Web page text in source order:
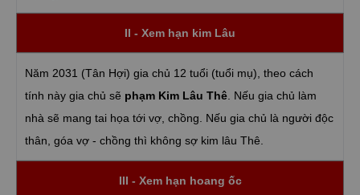
II - Xem hạn kim Lâu
Năm 2031 (Tân Hợi) gia chủ 12 tuổi (tuổi mụ), theo cách
tính này gia chủ sẽ phạm Kim Lâu Thê . Nếu gia chủ làm
nhà sẽ mang tai họa tới vợ, chồng. Nếu gia chủ là người độc
thân, góa vợ - chồng thì không sợ kim lâu Thê.
III - Xem hạn hoang ốc